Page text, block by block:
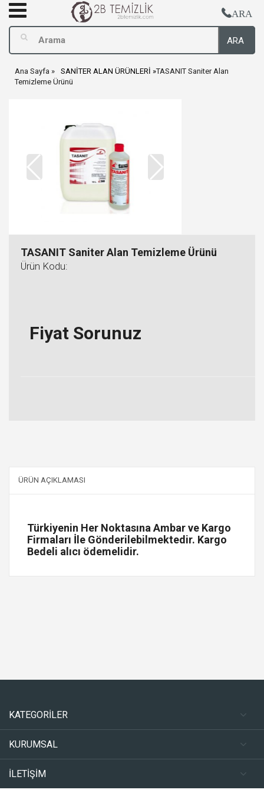
ARA
ARA
Ana Sayfa SANİTER ALAN ÜRÜNLERİ
TASANIT Saniter Alan
Temizleme Ürünü
TASANIT Saniter Alan Temizleme Ürünü
Ürün Kodu:
Fiyat Sorunuz
ÜRÜN AÇIKLAMASI
Türkiyenin Her Noktasına Ambar ve Kargo
Firmaları İle Gönderilebilmektedir. Kargo
Bedeli alıcı ödemelidir.
KATEGORİLER
KURUMSAL
İLETİŞİM